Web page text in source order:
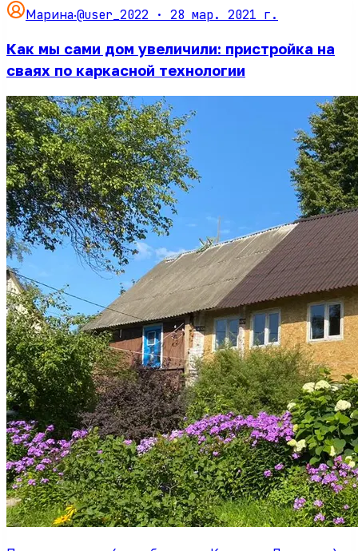
Марина·@user_2022 · 28 мар. 2021 г.
Как мы сами дом увеличили: пристройка на
сваях по каркасной технологии